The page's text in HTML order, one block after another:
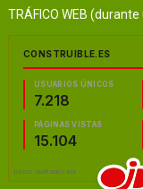
TRÁFICO WEB